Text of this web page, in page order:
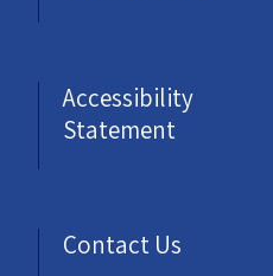
Accessibility
Statement
Contact Us